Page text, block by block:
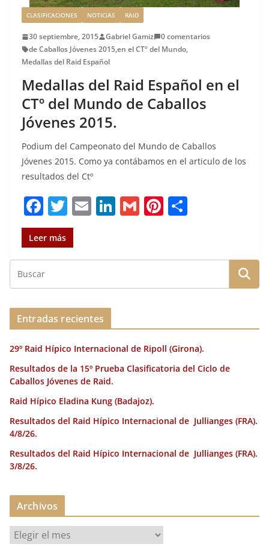
CLASIFICACIONES NOTICIAS RAID
30 septiembre, 2015 Gabriel Gamiz
0 comentarios
de Caballos Jóvenes 2015,en el CTº del Mundo,
Medallas del Raid Español
Medallas del Raid Español en el
CTº del Mundo de Caballos
Jóvenes 2015.
Podium del Campeonato del Mundo de Caballos
Jóvenes 2015. Como ya contábamos en el articulo de los
resultados del Ctº
F
a
c
e
b
o
o
k
T
w
it
te
r
E
l
Li
e
dI
G
l
Pi
re
st
p
a
ir
Leer más
Entradas recientes
29º Raid Hípico Internacional de Ripoll (Girona).
Resultados de la 15º Prueba Clasificatoria del Ciclo de
Caballos Jóvenes de Raid.
Raid Hípico Eladina Kung (Badajoz).
Resultados del Raid Hípico Internacional de Jullianges (FRA).
4/8/26.
Resultados del Raid Hípico Internacional de Jullianges (FRA).
3/8/26.
Archivos